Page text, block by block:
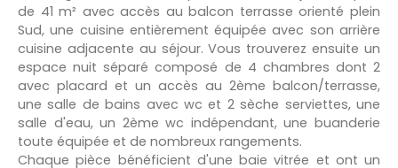
de 41 m² avec accès au balcon terrasse orienté plein
Sud, une cuisine entièrement équipée avec son arrière
cuisine adjacente au séjour. Vous trouverez ensuite un
espace nuit séparé composé de 4 chambres dont 2
avec placard et un accès au 2ème balcon/terrasse,
une salle de bains avec wc et 2 sèche serviettes, une
salle d'eau, un 2ème wc indépendant, une buanderie
toute équipée et de nombreux rangements.
Chaque pièce bénéficient d'une baie vitrée et ont un